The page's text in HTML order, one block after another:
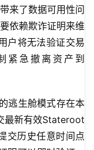
来了数据可用性问
依赖欺诈证明来维
户将无法验证交易
紧急撤离资产到
逃生舱模式存在本
最新有效Stateroot
交历史任意时间点